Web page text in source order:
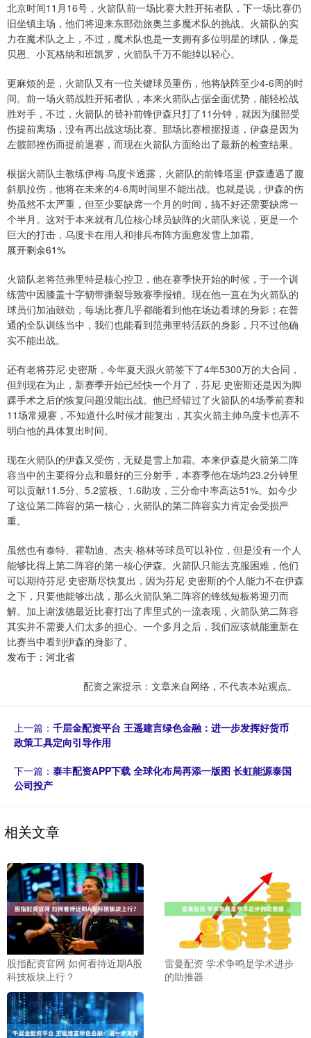
北京时间11月16号，火箭队前一场比赛大胜开拓者队，下一场比赛仍
旧坐镇主场，他们将迎来东部劲旅奥兰多魔术队的挑战。火箭队的实
力在魔术队之上，不过，魔术队也是一支拥有多位明星的球队，像是
贝恩、小瓦格纳和班凯罗，火箭队千万不能掉以轻心。
更麻烦的是，火箭队又有一位关键球员重伤，他将缺阵至少4-6周的时
间。前一场火箭战胜开拓者队，本来火箭队占据全面优势，能轻松战
胜对手，不过，火箭队的替补前锋伊森只打了11分钟，就因为腿部受
伤提前离场，没有再出战这场比赛。那场比赛根据报道，伊森是因为
左髋部挫伤而提前退赛，而现在火箭队方面给出了最新的检查结果。
根据火箭队主教练伊梅·乌度卡透露，火箭队的前锋塔里·伊森遭遇了腹
斜肌拉伤，他将在未来的4-6周时间里不能出战。也就是说，伊森的伤
势虽然不太严重，但至少要缺席一个月的时间，搞不好还需要缺席一
个半月。这对于本来就有几位核心球员缺阵的火箭队来说，更是一个
巨大的打击，乌度卡在用人和排兵布阵方面愈发雪上加霜。
展开剩余61%
火箭队老将范弗里特是核心控卫，他在赛季快开始的时候，于一个训
练营中因膝盖十字韧带撕裂导致赛季报销。现在他一直在为火箭队的
球员们加油鼓劲，每场比赛几乎都能看到他在场边看球的身影；在普
通的全队训练当中，我们也能看到范弗里特活跃的身影，只不过他确
实不能出战。
还有老将芬尼·史密斯，今年夏天跟火箭签下了4年5300万的大合同，
但到现在为止，新赛季开始已经快一个月了，芬尼·史密斯还是因为脚
踝手术之后的恢复问题没能出战。他已经错过了火箭队的4场季前赛和
11场常规赛，不知道什么时候才能复出，其实火箭主帅乌度卡也弄不
明白他的具体复出时间。
现在火箭队的伊森又受伤，无疑是雪上加霜。本来伊森是火箭第二阵
容当中的主要得分点和最好的三分射手，本赛季他在场均23.2分钟里
可以贡献11.5分、5.2篮板、1.6助攻，三分命中率高达51%。如今少
了这位第二阵容的第一核心，火箭队的第二阵容实力肯定会受损严
重。
虽然也有泰特、霍勒迪、杰夫·格林等球员可以补位，但是没有一个人
能够比得上第二阵容的第一核心伊森。火箭队只能去克服困难，他们
可以期待芬尼·史密斯尽快复出，因为芬尼·史密斯的个人能力不在伊森
之下，只要他能够出战，那么火箭队第二阵容的锋线短板将迎刃而
解。加上谢泼德最近比赛打出了库里式的一流表现，火箭队第二阵容
其实并不需要人们太多的担心。一个多月之后，我们应该就能重新在
比赛当中看到伊森的身影了。
发布于：河北省
配资之家提示：文章来自网络，不代表本站观点。
上一篇： 千层金配资平台 王遥建言绿色金融：进一步发挥好货币
政策工具定向引导作用
下一篇： 泰丰配资APP下载 全球化布局再添一版图 长虹能源泰国
公司投产
相关文章
股指配资官网 如何看待近期A股
科技板块上行？
雷曼配资 学术争鸣是学术进步
的助推器